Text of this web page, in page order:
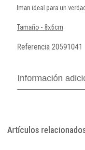
Iman ideal para un
Tamaño - 8x6cm
Referencia 20591041
Información
Artículos